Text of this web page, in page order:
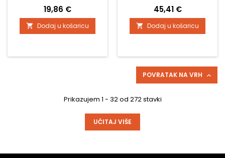
vodilicu i zahvaljujući njenoj
upotrebi kotačići na
vratima ostaju nevidljivi.
Cijena
19,86 €
 Dodaj u košaricu
pričvršćivanje na zid
potrebno je dodatno kupiti
nosače. Uz vodilicu je
moguće dodatno kupiti i
Cijena
45,41 €
 Dodaj u košaricu
POVRATAK NA VRH 
Prikazujem 1 - 32 od 272 stavki
UČITAJ VIŠE